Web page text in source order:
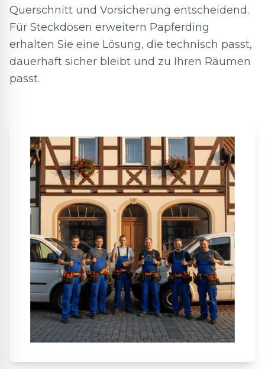
Querschnitt und Vorsicherung entscheidend.
Für Steckdosen erweitern Papferding
erhalten Sie eine Lösung, die technisch passt,
dauerhaft sicher bleibt und zu Ihren Räumen
passt.